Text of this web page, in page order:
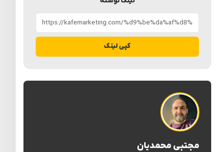
کپی لینک
مجتبی محمدیان